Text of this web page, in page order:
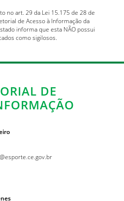
no art. 29 da Lei 15.175 de 28 de
de Acesso à Informação da
informa que esta NÃO possui
como sigilosos.
DE